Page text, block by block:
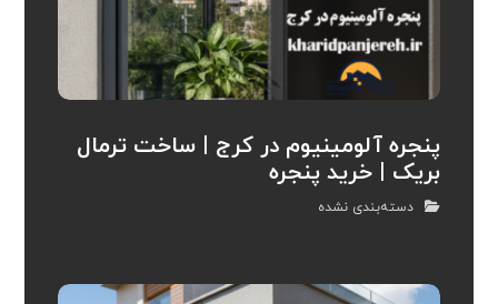
پنجره آلومینیوم در کرج | ساخت ترمال
بریک | خرید پنجره
دسته‌بندی نشده